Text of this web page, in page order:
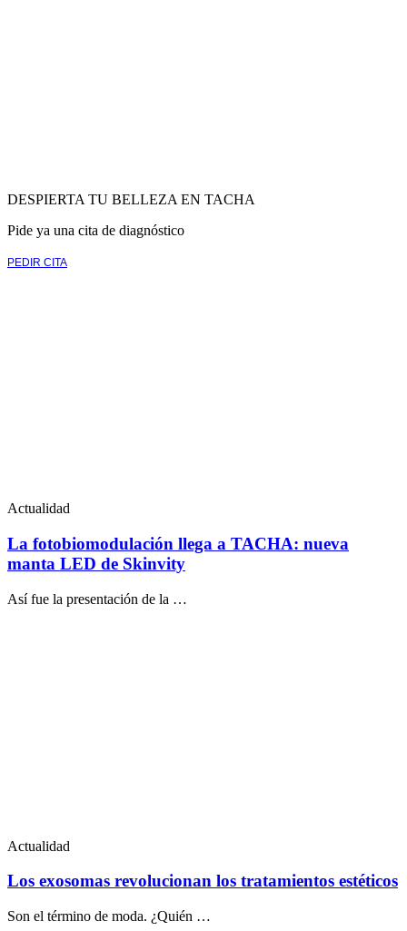
DESPIERTA TU BELLEZA EN TACHA
Pide ya una cita de diagnóstico
PEDIR CITA
Actualidad
La fotobiomodulación llega a TACHA: nueva
manta LED de Skinvity
Así fue la presentación de la …
Actualidad
Los exosomas revolucionan los tratamientos estéticos
Son el término de moda. ¿Quién …